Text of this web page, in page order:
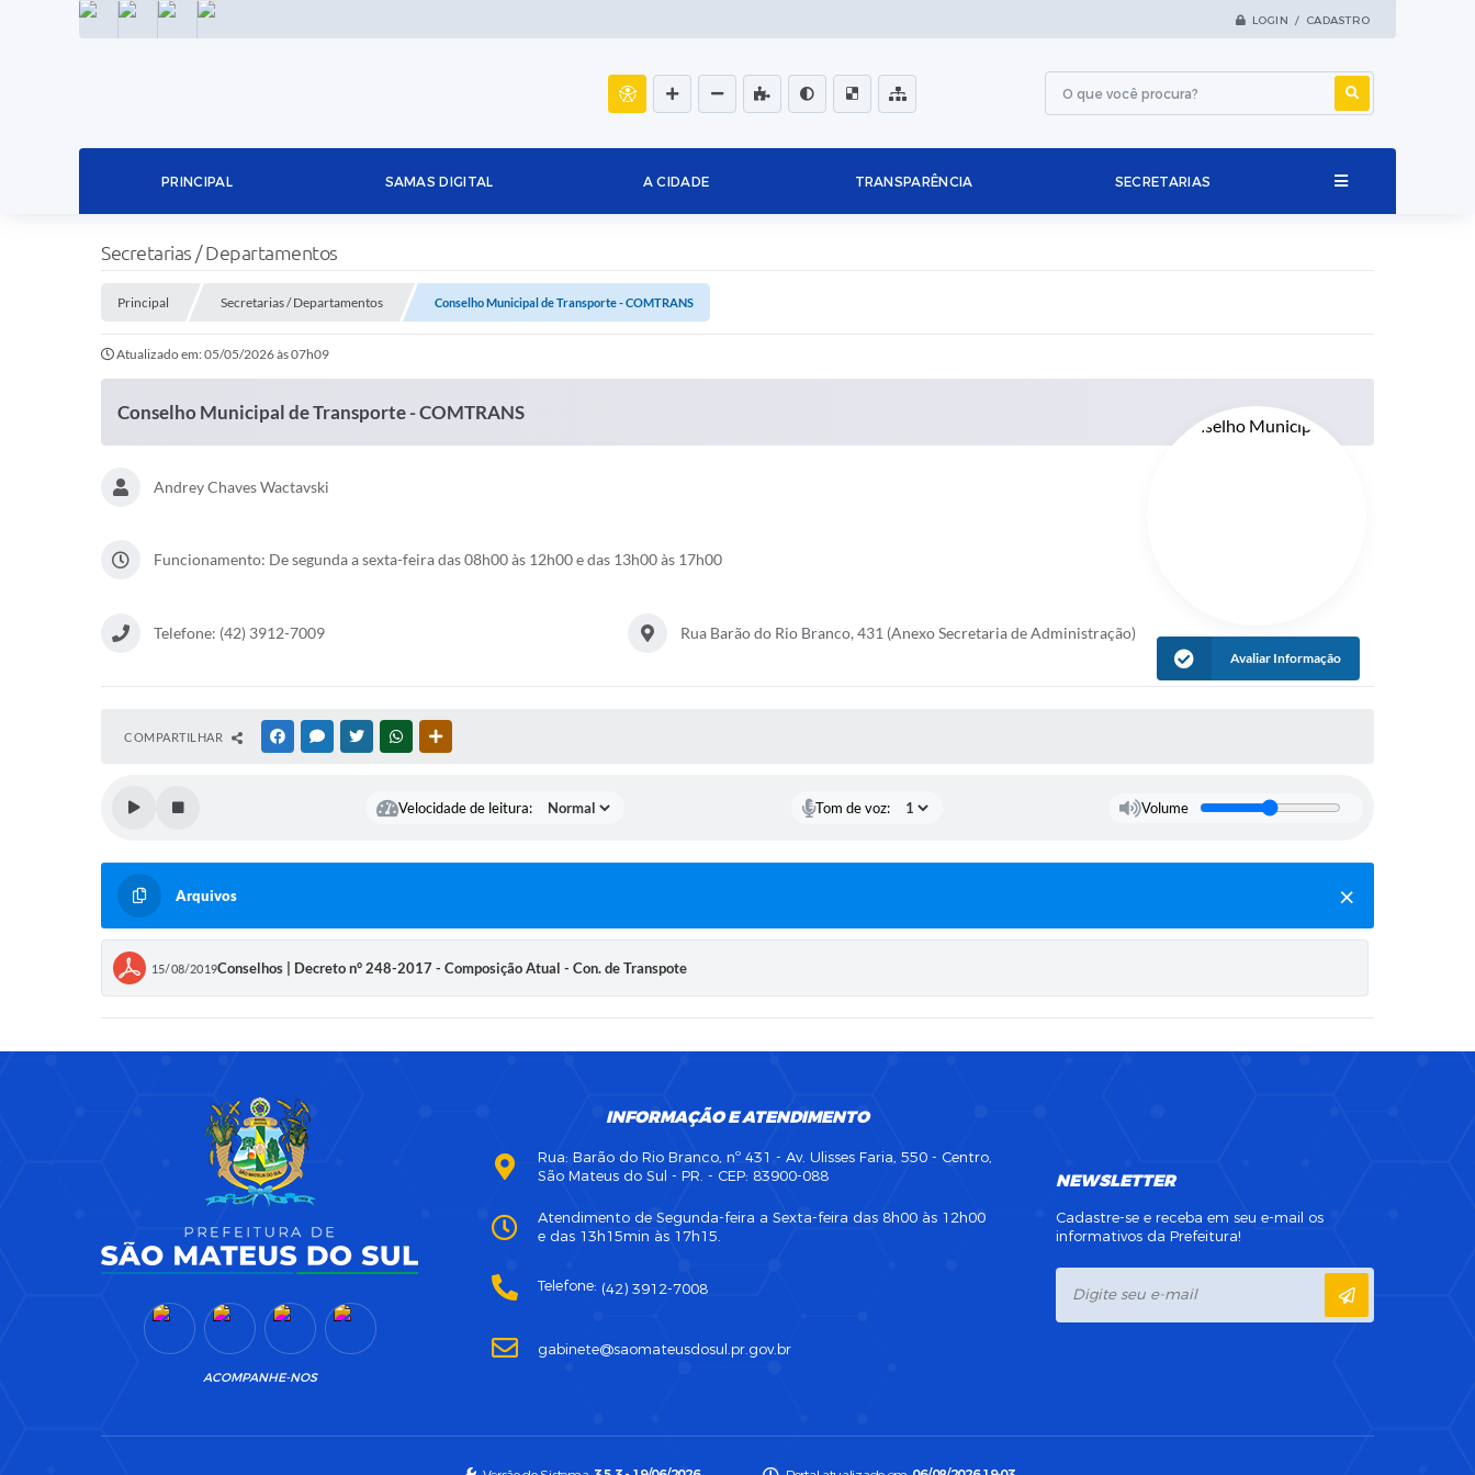
LOGIN / CADASTRO
INSTAGRAMFACEBOOKLINKEDIN
PRINCIPAL SAMAS DIGITAL A CIDADE TRANSPARÊNCIA SECRETARIAS
Secretarias / Departamentos
Principal Secretarias / Departamentos Conselho Municipal de Transporte - COMTRANS
Atualizado em: 05/05/2026 às 07h09
Conselho Municipal de Transporte - COMTRANS
Andrey Chaves Wactavski
Funcionamento: De segunda a sexta-feira das 08h00 às 12h00 e das 13h00 às 17h00
Telefone: (42) 3912-7009 Rua Barão do Rio Branco, 431 (Anexo Secretaria de Administração)
Avaliar Informação
COMPARTILHAR FACEBOOKMESSENGER
TWITTERWHATSAPP
Velocidade de leitura: Tom de voz: Volume
Arquivos
15/08/2019Conselhos | Decreto n° 248-2017 - Composição Atual - Con. de Transpote
ACOMPANHE-NOS
INFORMAÇÃO E ATENDIMENTO
Rua: Barão do Rio Branco, nº 431 - Av. Ulisses Faria, 550 - Centro,
São Mateus do Sul - PR. - CEP: 83900-088
Atendimento de Segunda-feira a Sexta-feira das 8h00 às 12h00
e das 13h15min às 17h15.
Telefone: (42) 3912-7008
gabinete@saomateusdosul.pr.gov.br
NEWSLETTER
Cadastre-se e receba em seu e-mail os
informativos da Prefeitura!